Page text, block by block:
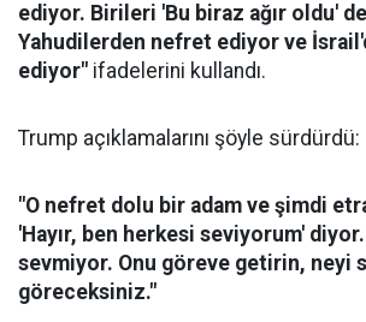
ediyor. Birileri 'Bu biraz ağır oldu'
Yahudilerden nefret ediyor ve
ediyor" ifadelerini kullandı.
Trump açıklamalarını şöyle sürdürdü:
"O nefret dolu bir adam ve şimdi
'Hayır, ben herkesi seviyorum'
sevmiyor. Onu göreve getirin, neyi
göreceksiniz."